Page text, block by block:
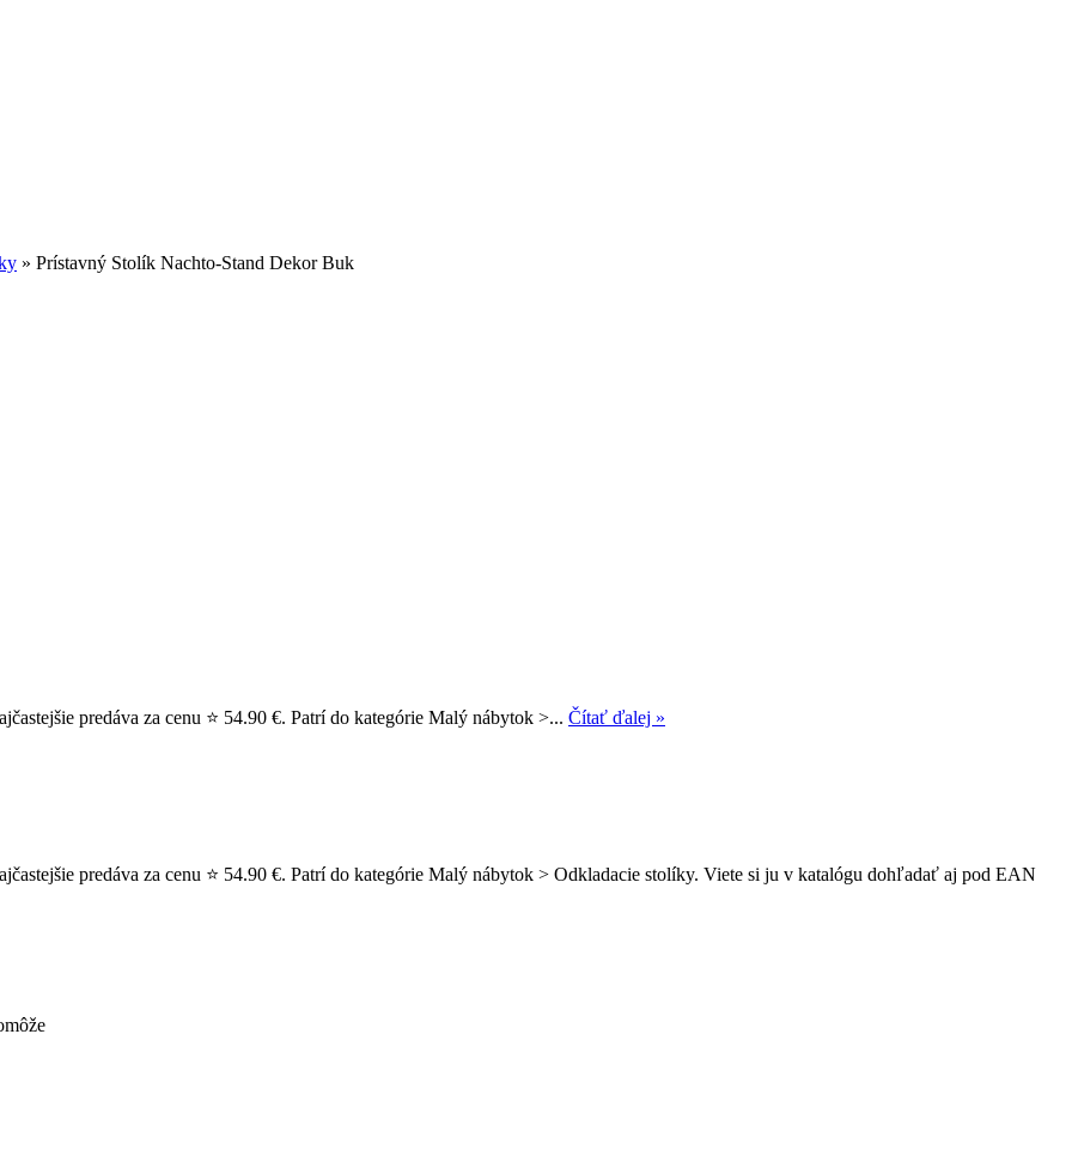
» Prístavný Stolík Nachto-Stand Dekor Buk
predáva za cenu ⭐ 54.90 €. Patrí do kategórie Malý nábytok >... Čítať ďalej »
predáva za cenu ⭐ 54.90 €. Patrí do kategórie Malý nábytok > Odkladacie stolíky. Viete si ju v katalógu dohľadať aj pod EAN